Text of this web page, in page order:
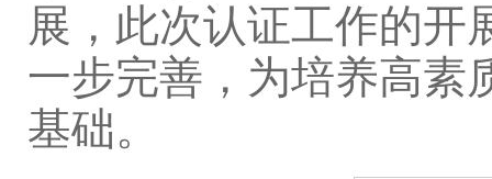
展，此次认证工作的开
一步完善，为培养高素
基础。